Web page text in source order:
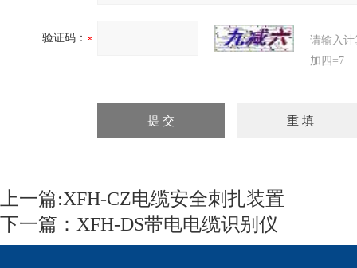
验证码：
请输入
加四=7
上一篇:XFH-CZ电缆安全刺扎装置
下一篇： XFH-DS带电电缆识别仪